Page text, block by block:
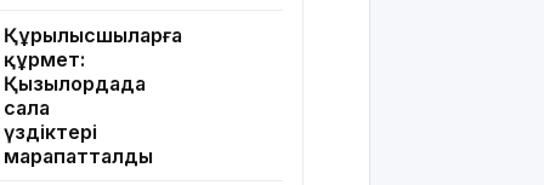
Құрылысшыларға
құрмет:
Қызылордада
сала
үздіктері
марапатталды